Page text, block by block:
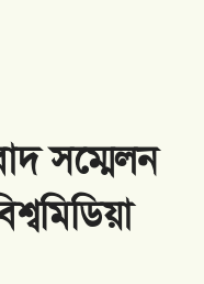
সম্মেলন